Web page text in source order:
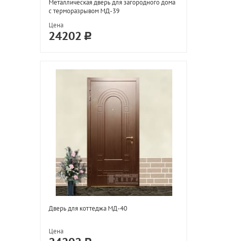
Металлическая дверь для загородного дома
с терморазрывом МД-39
Цена
24202
Дверь для коттеджа МД-40
Цена